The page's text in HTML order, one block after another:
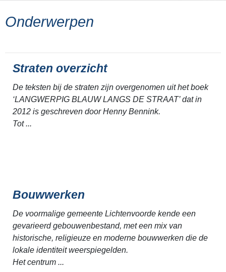
Onderwerpen
Straten overzicht
De teksten bij de straten zijn overgenomen uit het boek
‘LANGWERPIG BLAUW LANGS DE STRAAT’ dat in
2012 is geschreven door Henny Bennink.
Tot ...
Bouwwerken
De voormalige gemeente Lichtenvoorde kende een
gevarieerd gebouwenbestand, met een mix van
historische, religieuze en moderne bouwwerken die de
lokale identiteit weerspiegelden.
Het centrum ...